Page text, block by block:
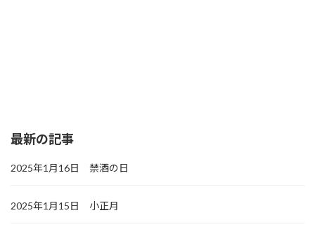
最新の記事
2025年1月16日 禁酒の日
2025年1月15日 小正月